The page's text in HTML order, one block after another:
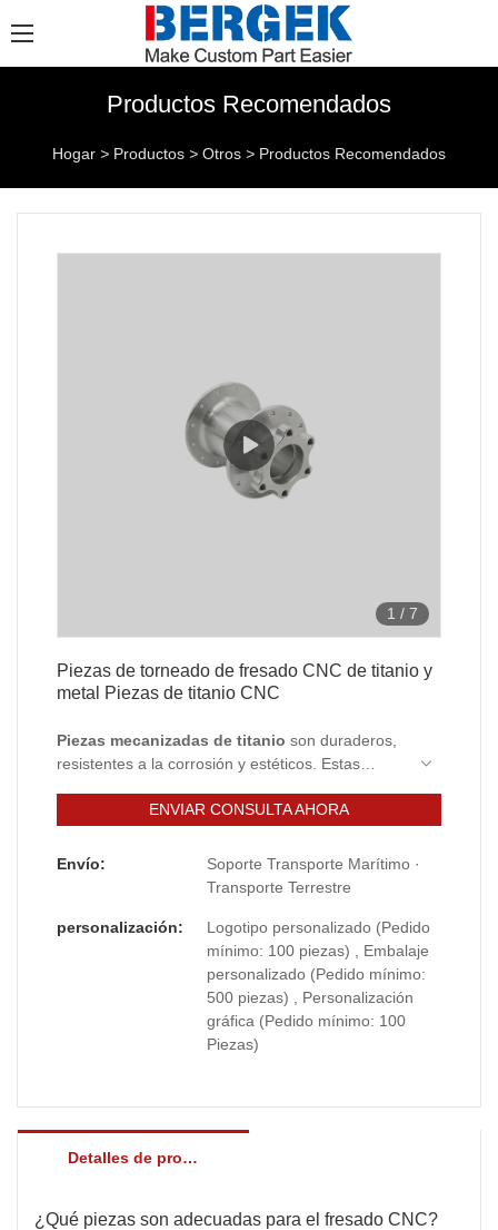
Productos Recomendados
Hogar > Productos > Otros > Productos Recomendados
1 / 7
Piezas de torneado de fresado CNC de titanio y
metal Piezas de titanio CNC
Piezas mecanizadas de titanio son duraderos,
resistentes a la corrosión y estéticos. Estas
de industrias.ENVIAR CONSULTA AHORA
Envío:
Soporte Transporte Marítimo ·
Transporte Terrestre
personalización:
Logotipo personalizado (Pedido
mínimo: 100 piezas) , Embalaje
personalizado (Pedido mínimo:
500 piezas) , Personalización
gráfica (Pedido mínimo: 100
Piezas)
Detalles de producto
¿Qué piezas son adecuadas para el fresado CNC?